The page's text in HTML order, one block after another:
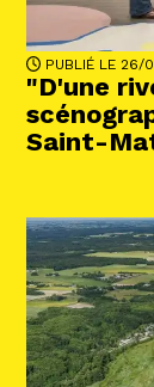
PUBLIÉ LE 26/
"D'une
Saint-